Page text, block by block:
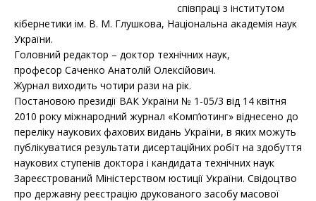
співпраці з інститутом
кібернетики ім. В. М. Глушкова, Національна академія наук
України.
Головний редактор – доктор технічних наук,
професор Саченко Анатолій Олексійович.
Журнал виходить чотири рази на рік.
Постановою президії ВАК України № 1-05/3 від 14 квітня
2010 року міжнародний журнал «Комп’ютинг» віднесено до
переліку наукових фахових видань України, в яких можуть
публікуватися результати дисертаційних робіт на здобуття
наукових ступенів доктора і кандидата технічних наук
Зареєстрований Міністерством юстиції України. Свідоцтво
про державну реєстрацію друкованого засобу масової